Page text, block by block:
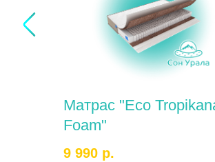
Матрас "Eco
Foam"
9 990 р.